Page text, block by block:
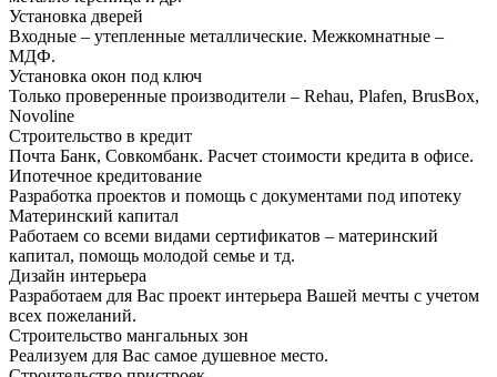
Установка дверей
Входные – утепленные металлические. Межкомнатные –
МДФ.
Установка окон под ключ
Только проверенные производители – Rehau, Plafen, BrusBox,
Novoline
Строительство в кредит
Почта Банк, Совкомбанк. Расчет стоимости кредита в офисе.
Ипотечное кредитование
Разработка проектов и помощь с документами под ипотеку
Материнский капитал
Работаем со всеми видами сертификатов – материнский
капитал, помощь молодой семье и тд.
Дизайн интерьера
Разработаем для Вас проект интерьера Вашей мечты с учетом
всех пожеланий.
Строительство мангальных зон
Реализуем для Вас самое душевное место.